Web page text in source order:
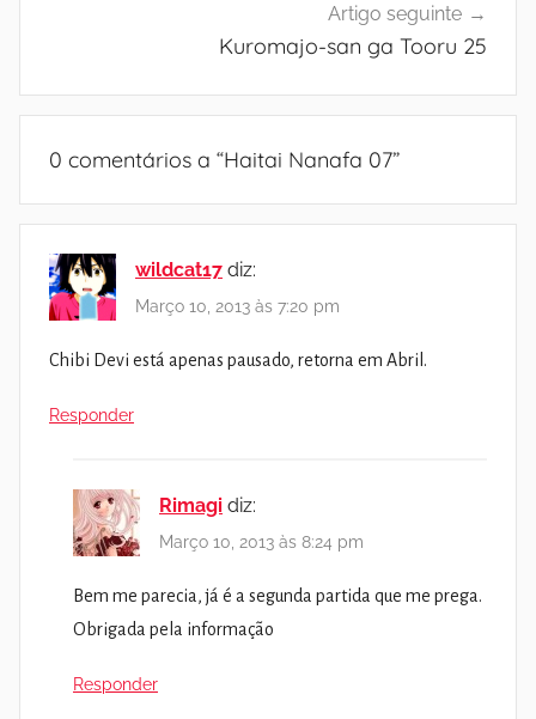
Artigo seguinte
Kuromajo-san ga Tooru 25
0 comentários a “Haitai Nanafa 07”
wildcat17 diz:
Março 10, 2013 às 7:20 pm
Chibi Devi está apenas pausado, retorna em Abril.
Responder
Rimagi diz:
Março 10, 2013 às 8:24 pm
Bem me parecia, já é a segunda partida que me prega.
Obrigada pela informação
Responder